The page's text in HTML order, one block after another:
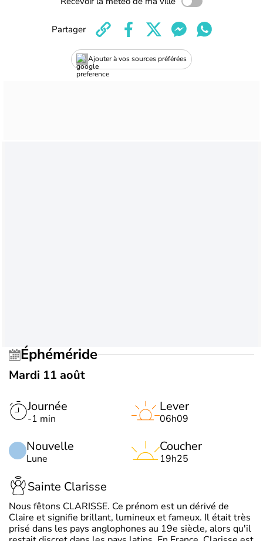
Ajouter à vos sources préférées
Partager
Éphéméride
Mardi 11 août
Journée
-1 min
Nouvelle
Lune
Lever
06h09
Coucher
19h25
Sainte Clarisse
Nous fêtons CLARISSE. Ce prénom est un dérivé de
Claire et signifie brillant, lumineux et fameux. Il était très
prisé dans les pays anglophones au 19e siècle, alors qu'il